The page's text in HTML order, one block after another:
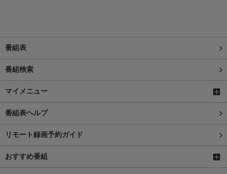
番組表
番組検索
マイメニュー
番組表ヘルプ
リモート録画予約ガイド
おすすめ番組